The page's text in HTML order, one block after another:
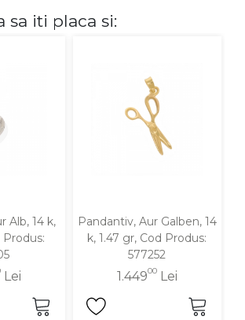
sa iti placa si:
Alb, 14 k,
Produs:
Lei
Pandantiv, Aur Galben, 14
k, 1.47 gr, Cod Produs:
577252
1.44900Lei